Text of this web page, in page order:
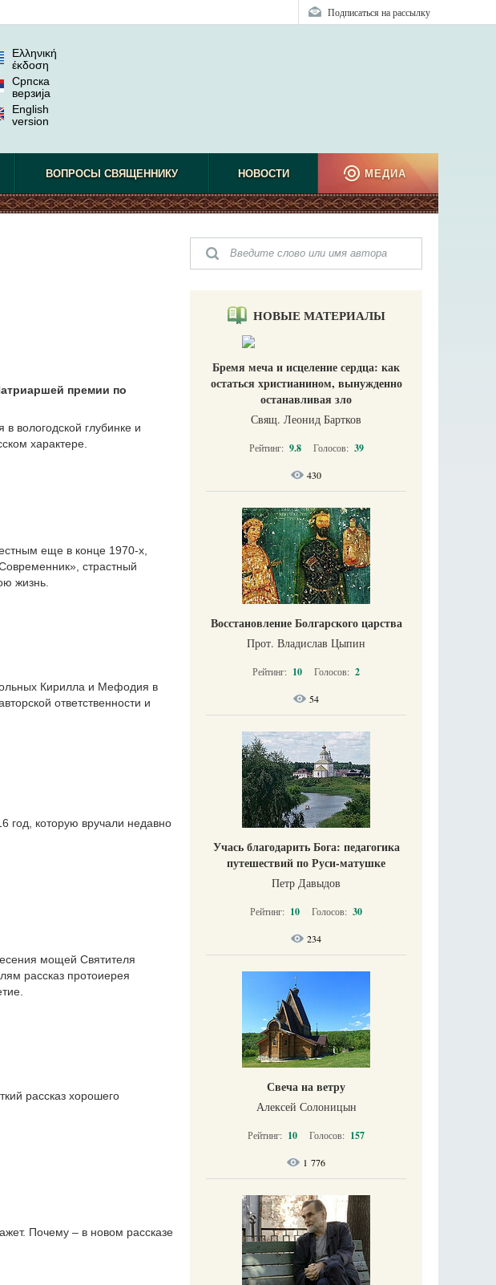
Подписаться на рассылку
Ελληνική
έκδοση
Српска
верзиjа
English
version
ВОПРОСЫ СВЯЩЕННИКУ НОВОСТИ МЕДИА
премии по
вологодской глубинке и
характере.
еще в конце 1970-х,
страстный
жизнь.
Кирилла и Мефодия в
ответственности и
год, которую вручали недавно
мощей Святителя
рассказ протоиерея
рассказ хорошего
Почему – в новом рассказе
НОВЫЕ МАТЕРИАЛЫ
Бремя меча и исцеление сердца: как
остаться христианином, вынужденно
останавливая зло
Свящ. Леонид Бартков
Рейтинг: 9.8 Голосов: 39
430
Восстановление Болгарского царства
Прот. Владислав Цыпин
Рейтинг: 10 Голосов: 2
54
Учась благодарить Бога: педагогика
путешествий по Руси-матушке
Петр Давыдов
Рейтинг: 10 Голосов: 30
234
Свеча на ветру
Алексей Солоницын
Рейтинг: 10 Голосов: 157
1 776